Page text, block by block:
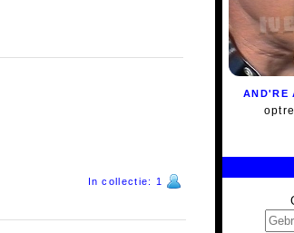
In collectie: 1
AND'RE